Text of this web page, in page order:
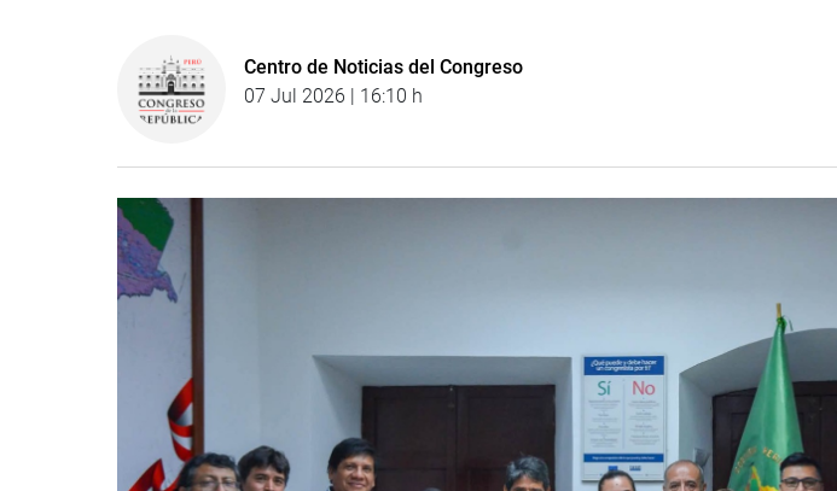
Centro de Noticias del Congreso
07 Jul 2026 | 16:10 h